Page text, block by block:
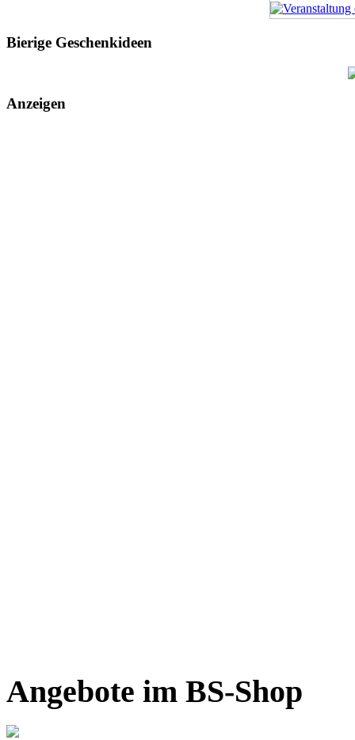
Bierige Geschenkideen
Anzeigen
Angebote im BS-Shop